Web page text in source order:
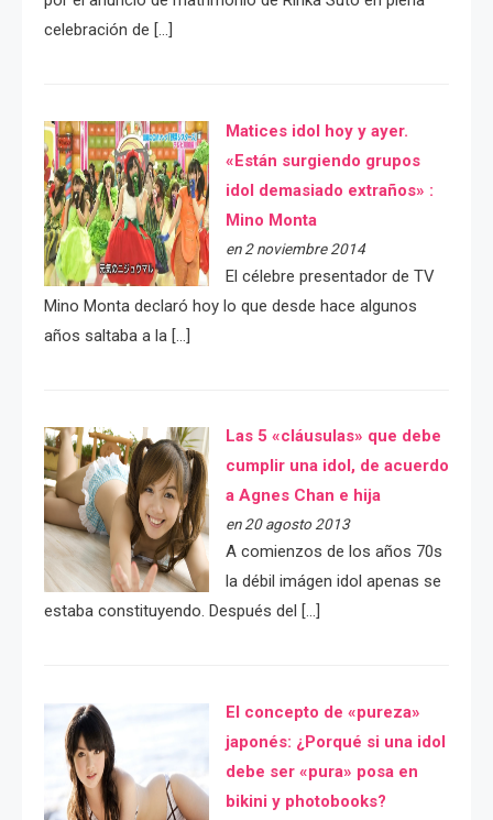
celebración de […]
Matices idol hoy y ayer.
«Están surgiendo grupos
idol demasiado extraños» :
Mino Monta
en 2 noviembre 2014
El célebre presentador de TV
Mino Monta declaró hoy lo que desde hace algunos
años saltaba a la […]
Las 5 «cláusulas» que debe
cumplir una idol, de acuerdo
a Agnes Chan e hija
en 20 agosto 2013
A comienzos de los años 70s
la débil imágen idol apenas se
estaba constituyendo. Después del […]
El concepto de «pureza»
japonés: ¿Porqué si una idol
debe ser «pura» posa en
bikini y photobooks?